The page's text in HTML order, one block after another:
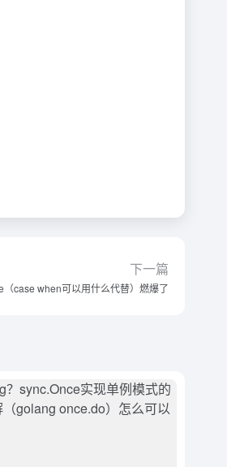
下一篇
case when可以用什么代替）燃爆了